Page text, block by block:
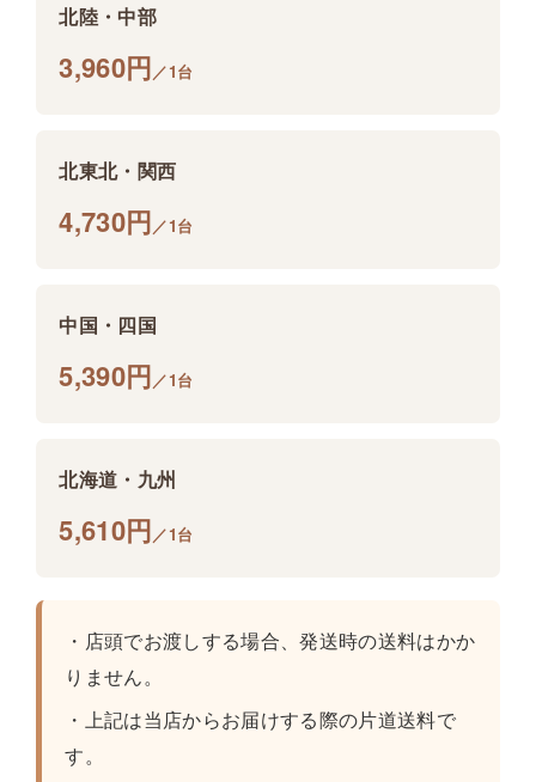
北陸・中部
3,960円／1台
北東北・関西
4,730円／1台
中国・四国
5,390円／1台
北海道・九州
5,610円／1台
・店頭でお渡しする場合、発送時の送料はかか
りません。
・上記は当店からお届けする際の片道送料で
す。